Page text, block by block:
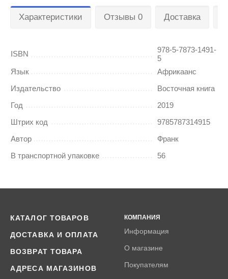
Характеристики Отзывы 0 Доставка
ISBN
978-5-7873-1491-
5
Язык
Африкаанс
Издательство
Восточная книга
Год
2019
Штрих код
9785787314915
Автор
Франк
В транспортной упаковке
56
КАТАЛОГ ТОВАРОВ
ДОСТАВКА И ОПЛАТА
ВОЗВРАТ ТОВАРА
АДРЕСА МАГАЗИНОВ
КОМПАНИЯ
Информация
О магазине
Покупателям